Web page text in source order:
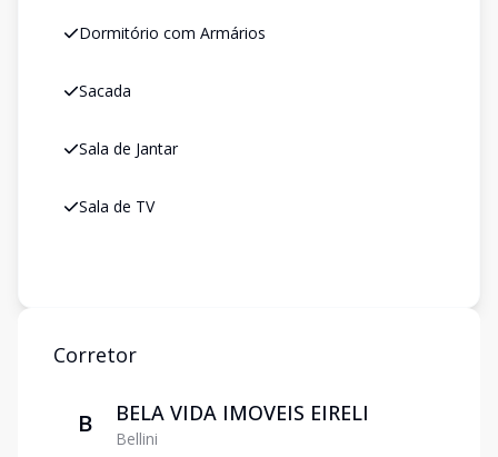
Dormitório com Armários
Sacada
Sala de Jantar
Sala de TV
Corretor
B BELA VIDA IMOVEIS EIRELI
Bellini